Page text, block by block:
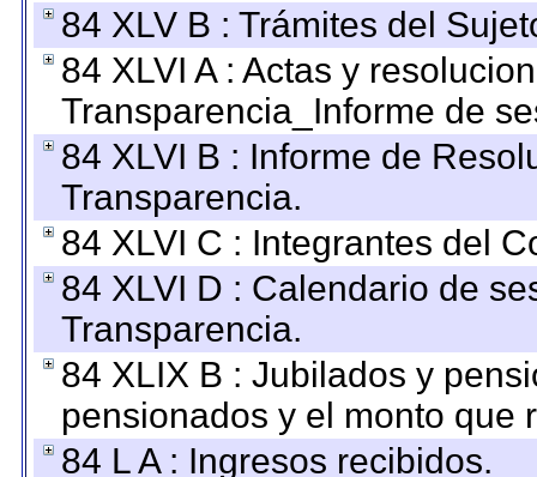
84 XLV B : Trámites del
84 XLVI A : Actas y
Transparencia_Informe de
84 XLVI B : Informe de
Transparencia.
84 XLVI C : Integrantes del
84 XLVI D : Calendario de
Transparencia.
84 XLIX B : Jubilados y
pensionados y el monto que
84 L A : Ingresos recibidos.